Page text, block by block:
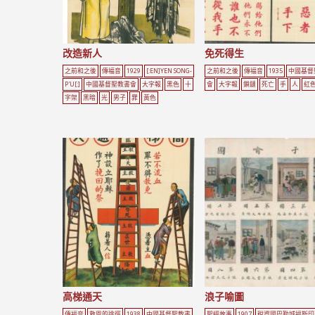
改造新人
之前和之後 傳福音 1929
[:EN]YEN SONG-
P'U[:]
中國基督聖教書會 大字報 黑色
十
字架
黑暗 光 男子 罪 黃色
免死得生
之前和之後 傳福音 1935
中國基督
會
大字報 鎖鏈 死亡 手 人 紅
高梯通天 浪子喻圖